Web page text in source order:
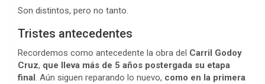
Son distintos, pero no tanto.
Tristes antecedentes
Recordemos como antecedente la obra del Carril Godoy
Cruz, que lleva más de 5 años postergada su etapa
final. Aún siguen reparando lo nuevo, como en la primera